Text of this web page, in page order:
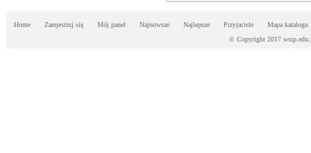
Home Zarejestruj się Mój panel Najnowsze Najlepsze Przyjaciele
Mapa katalogu
© Copyright 2017